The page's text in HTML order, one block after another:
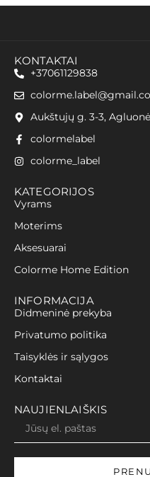
KONTAKTAI
+37061129838
Aukštujų g. 3-3,
colormelabel
colorme_label
KATEGORIJOS
Vyrams
Moterims
Aksesuarai
Colorme Home Edition
INFORMACIJA
Didmeninė prekyba
Privatumo politika
Taisyklės ir sąlygos
Kontaktai
NAUJIENLAIŠKIS